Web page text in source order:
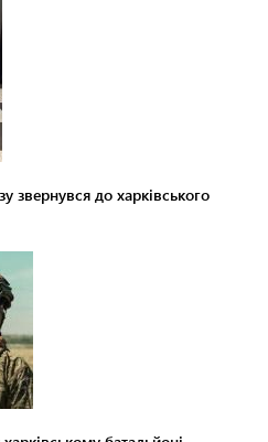
звернувся до харківського